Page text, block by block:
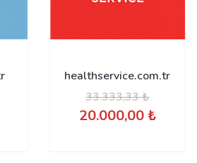
healthservice.com.tr
33.333,33 ₺
20.000,00 ₺